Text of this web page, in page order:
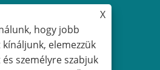
X
hogy jobb
elemezzük
személyre szabjuk